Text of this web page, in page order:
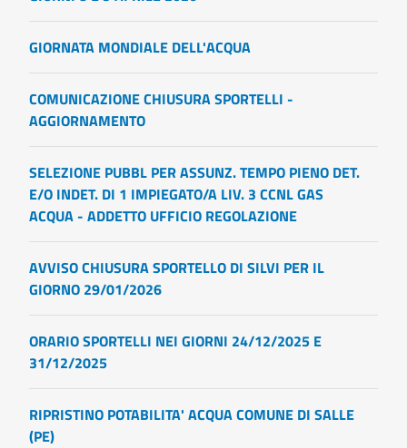
GIORNATA MONDIALE DELL'ACQUA
COMUNICAZIONE CHIUSURA SPORTELLI -
AGGIORNAMENTO
SELEZIONE PUBBL PER ASSUNZ. TEMPO PIENO DET.
E/O INDET. DI 1 IMPIEGATO/A LIV. 3 CCNL GAS
ACQUA - ADDETTO UFFICIO REGOLAZIONE
AVVISO CHIUSURA SPORTELLO DI SILVI PER IL
GIORNO 29/01/2026
ORARIO SPORTELLI NEI GIORNI 24/12/2025 E
31/12/2025
RIPRISTINO POTABILITA' ACQUA COMUNE DI SALLE
(PE)